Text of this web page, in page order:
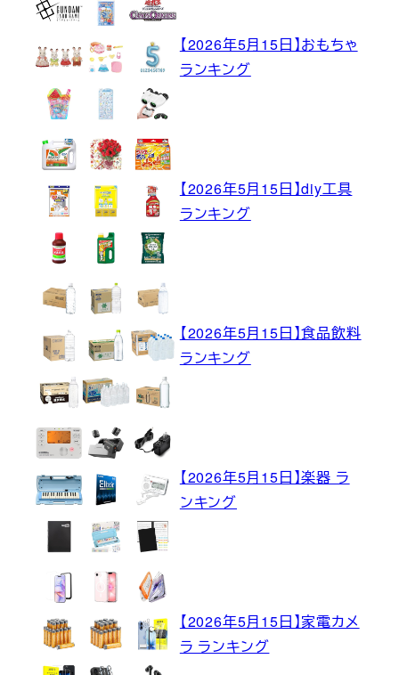
【2026年5月15日】おもちゃ
ランキング
【2026年5月15日】diy工具
ランキング
【2026年5月15日】食品飲料
ランキング
【2026年5月15日】楽器 ラ
ンキング
【2026年5月15日】家電カメ
ラ ランキング